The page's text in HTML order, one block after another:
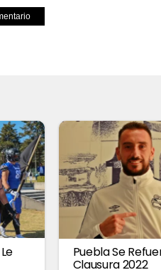
Puebla Se
Clausura 2022